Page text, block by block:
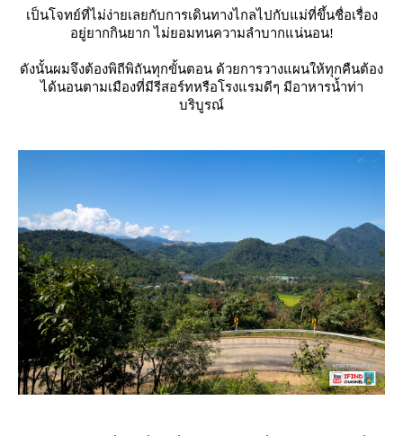
เป็นโจทย์ที่ไม่ง่ายเลยกับการเดินทางไกลไปกับแม่ที่ขึ้นชื่อเรื่อง
อยู่ยากกินยาก ไม่ยอมทนความลำบากแน่นอน!
ดังนั้นผมจึงต้องพิถีพิถันทุกขั้นตอน ด้วยการวางแผนให้ทุกคืนต้อง
ได้นอนตามเมืองที่มีรีสอร์ทหรือโรงแรมดีๆ มีอาหารน้ำท่า
บริบูรณ์